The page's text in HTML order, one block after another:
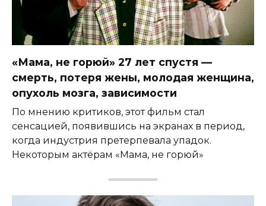
«Мама, не горюй» 27 лет спустя —
смерть, потеря жены, молодая женщина,
опухоль мозга, зависимости
По мнению критиков, этот фильм стал
сенсацией, появившись на экранах в период,
когда индустрия претерпевала упадок.
Некоторым актёрам «Мама, не горюй»